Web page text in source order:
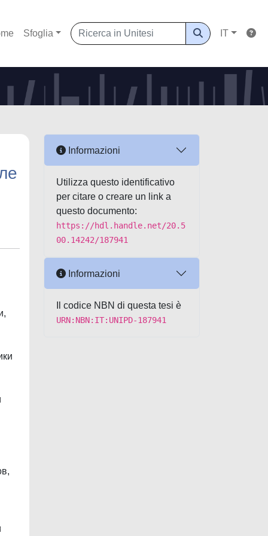
Sfoglia IT
Informazioni
Utilizza questo identificativo
per citare o creare un link a
questo documento:
https://hdl.handle.net/20.5
00.14242/187941
Informazioni
Il codice NBN di questa tesi è
URN:NBN:IT:UNIPD-187941